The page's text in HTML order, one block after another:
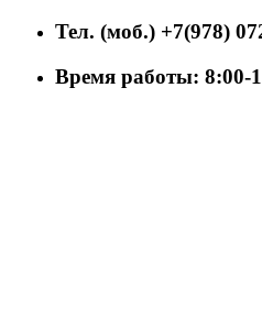
Тел. (моб.) +7(978)
Время работы: 8:00-